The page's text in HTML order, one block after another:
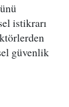
istikrarı
güvenlik